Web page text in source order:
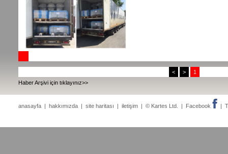
< >
1
Haber Arşivi için tıklayınız>>
anasayfa | hakkımızda | site haritası | iletişim | © Kartes Ltd. | Facebook |